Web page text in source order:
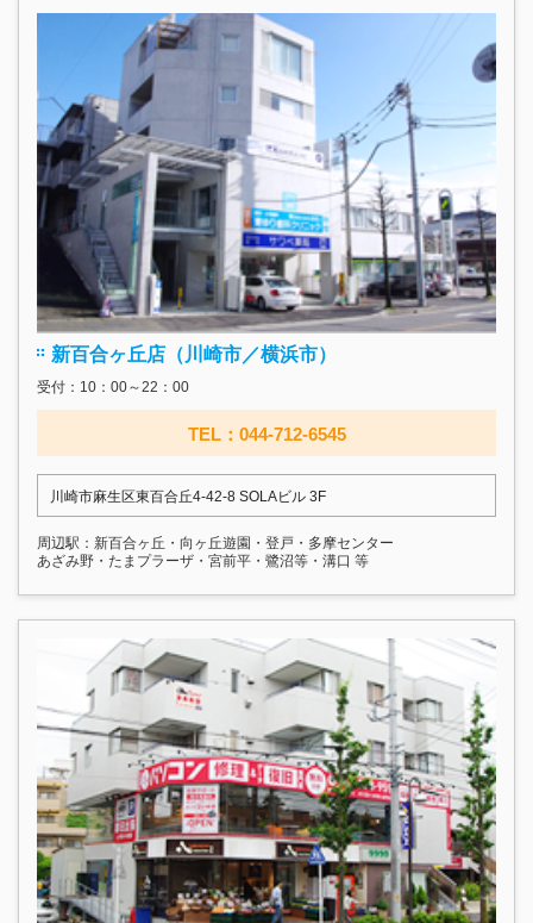
新百合ヶ丘店（川崎市／横浜市）
受付：10：00～22：00
TEL：044-712-6545
川崎市麻生区東百合丘4-42-8 SOLAビル 3F
周辺駅：新百合ヶ丘・向ヶ丘遊園・登戸・多摩センター
あざみ野・たまプラーザ・宮前平・鷺沼等・溝口 等